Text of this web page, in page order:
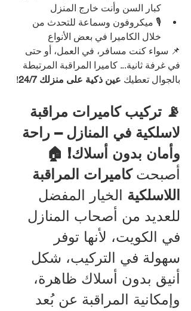
كبار السن وأنت خارج المنزل
🎙️ ميكروفون وسماعة للتحدث من
خلال الكاميرا في بعض الأنواع
📌 سواء كنت مسافر، في العمل، أو حتى
في غرفة ثانية... كاميرا المراقبة المرتبطة
بالجوال تعطيك عين ذكية على منزلك 24/7 !
📡 تركيب كاميرات مراقبة
لاسلكية في المنازل – راحة
وأمان بدون أسلاك! 🏠
أصبحت كاميرات المراقبة
اللاسلكية الخيار المفضل
للعديد من أصحاب المنازل
في الكويت، لأنها توفر
سهولة في التركيب، شكل
أنيق بدون أسلاك ظاهرة،
وإمكانية المراقبة عن بُعد